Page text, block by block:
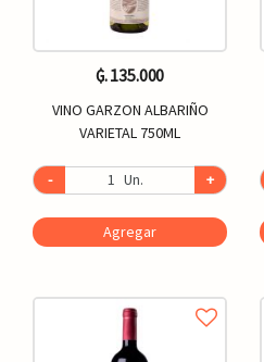
₲. 135.000
VINO GARZON ALBARIÑO
VARIETAL 750ML
- Un. +
Agregar